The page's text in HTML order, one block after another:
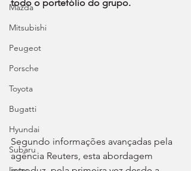
Mazda
Mitsubishi
Peugeot
Porsche
Toyota
Bugatti
Hyundai
Subaru
todo o portefólio do grupo.
Segundo informações avançadas pela
agência Reuters, esta abordagem